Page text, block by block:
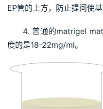
EP管的上方，防止提问使基
4. 普通的matrigel
度的是18-22mg/ml。